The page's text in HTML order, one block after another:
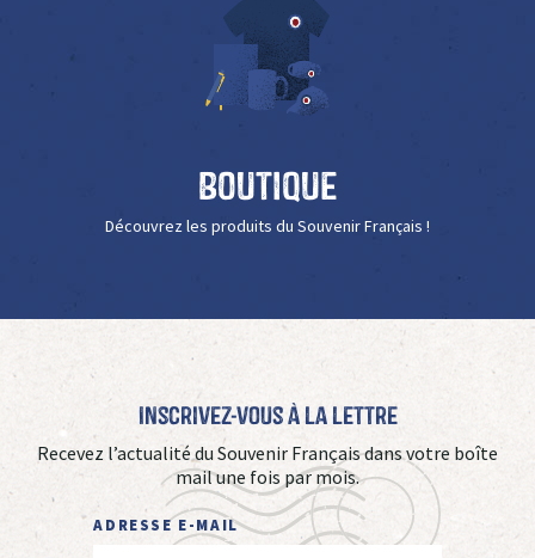
Boutique
Découvrez les produits du Souvenir Français !
Inscrivez-vous à La Lettre
Recevez l’actualité du Souvenir Français dans votre boîte
mail une fois par mois.
ADRESSE E-MAIL